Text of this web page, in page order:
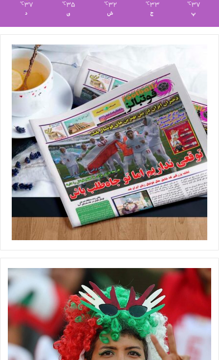
نتایج کامل هفته ششم لیگ برتر زنان به شرح زیر است.
پیکان البرز ۳ – ۱ ایساتیس کران فارس
پالایش گاز ایلام ۴ – ۰ بادرود تهران
شهرداری سیرجان ۶ – ۱ ملوان بندر انزلی
سپاهان ۰ – ۱ خاتون بم
زارع باطری سنندج ۲ – ۱ کیان نیشابور
برچسب ها فوتبال فوتبال بانوان فوتبالز لیگ برتر
37
℃
پ
33
℃
ج
32
℃
ش
35
℃
ی
37
℃
د